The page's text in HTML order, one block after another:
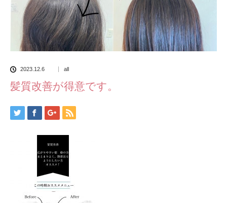
2023.12.6 all
髪質改善が得意です。